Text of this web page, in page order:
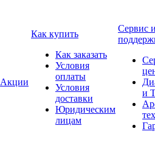
Акции
Как купить
Как заказать
Условия
оплаты
Условия
доставки
Юридическим
лицам
Сервис
и